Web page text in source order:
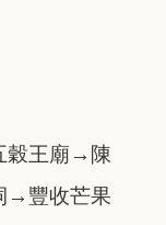
穀王廟→陳
→豐收芒果